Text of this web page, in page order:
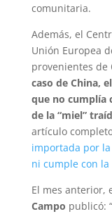
comunitaria.
Además, el
Unión Europea
provenientes de
caso de China,
que no cumplía
de la “miel”
artículo
importada por
ni cumple con
El mes anterior,
Campo publicó: